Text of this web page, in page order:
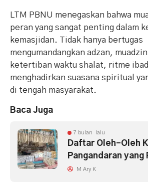
LTM PBNU menegaskan bahwa
peran yang sangat penting dalam
kemasjidan. Tidak hanya bertugas
mengumandangkan adzan,
ketertiban waktu shalat, ritme
menghadirkan suasana spiritual
di tengah masyarakat.
Baca Juga
7 bulan lalu
Daftar Oleh-Oleh
Pangandaran yang
M Ary K